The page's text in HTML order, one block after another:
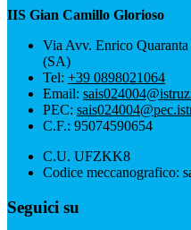
IIS Gian Camillo Glorioso
Via Avv. Enrico
(SA)
Tel: +39 0898021064
Email:
PEC:
C.F.: 95074590654
C.U. UFZKK8
Codice meccanografico:
Seguici su